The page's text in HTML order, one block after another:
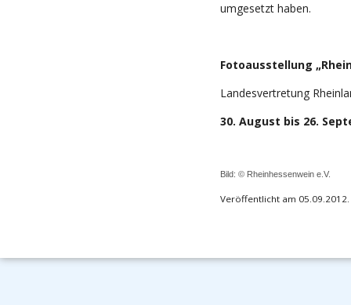
umgesetzt haben.
Fotoausstellung
Landesvertretung
30. August bis 26.
Bild: © Rheinhessenwein e.V.
Veröffentlicht am 05.09.2012.